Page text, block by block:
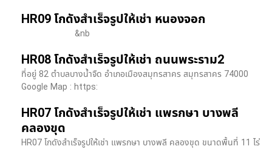
HR09 โกดังสำเร็จรูปให้เช่า หนองจอก
&nb
HR08 โกดังสำเร็จรูปให้เช่า ถนนพระราม2
ที่อยู่ 82 ตำบลบางน้ำจืด อำเภอเมืองสมุทรสาคร สมุทรสาคร 74000
Google Map : https:
HR07 โกดังสำเร็จรูปให้เช่า แพรกษา บางพลี​
คลองขุด
HR07 โกดังสำเร็จรูปให้เช่า แพรกษา บางพลี​ คลองขุด ขนาดพื้นที่ 11 ไร่